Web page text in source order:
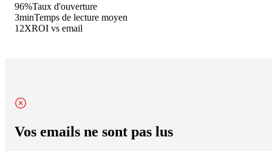
96%Taux d'ouverture
3minTemps de lecture moyen
12XROI vs email
Vos emails ne sont pas lus